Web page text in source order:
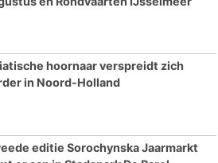
hoornaar verspreidt zich
in Noord-Holland
editie Sorochynska Jaarmarkt